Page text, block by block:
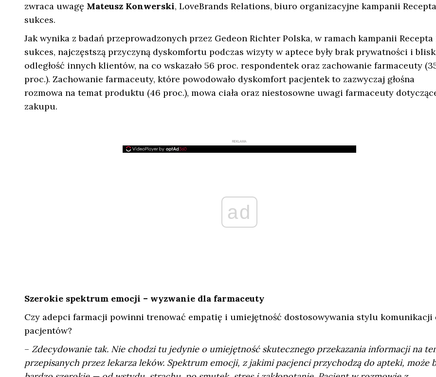
zwraca uwagę Mateusz Konwerski, LoveBrands Relations, biuro organizacyjne kampanii
sukces.
Jak wynika z badań przeprowadzonych przez Gedeon Richter Polska, w ramach kampanii Recepta
sukces, najczęstszą przyczyną dyskomfortu podczas wizyty w aptece były brak prywatności i
odległość innych klientów, na co wskazało 56 proc. respondentek oraz zachowanie farmaceuty
proc.). Zachowanie farmaceuty, które powodowało dyskomfort pacjentek to zazwyczaj głośna
rozmowa na temat produktu (46 proc.), mowa ciała oraz niestosowne uwagi farmaceuty
zakupu.
REKLAMA
ad
Szerokie spektrum emocji – wyzwanie dla farmaceuty
Czy adepci farmacji powinni trenować empatię i umiejętność dostosowywania stylu komunikacji
pacjentów?
– Zdecydowanie tak. Nie chodzi tu jedynie o umiejętność skutecznego przekazania informacji na
przepisanych przez lekarza leków. Spektrum emocji, z jakimi pacjenci przychodzą do apteki, może